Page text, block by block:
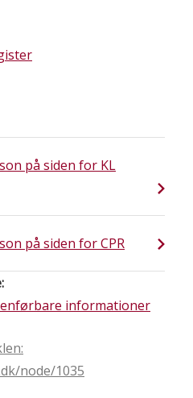
på siden for KL
på siden for CPR
informationer
node/1035